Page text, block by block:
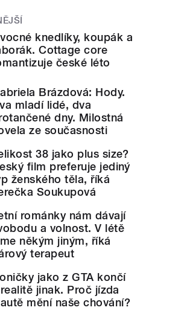
knedlíky, koupák a
Cottage core
české léto
Brázdová: Hody.
mladí lidé, dva
dny. Milostná
ze současnosti
38 jako plus size?
film preferuje jediný
ženského těla, říká
Soukupová
románky nám dávají
a volnost. V létě
někým jiným, říká
terapeut
jako z GTA končí
jinak. Proč jízda
mění naše chování?